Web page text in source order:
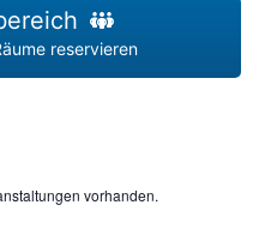
reservieren
vorhanden.